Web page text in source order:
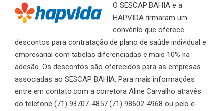
O SESCAP BAHIA e a
HAPVIDA firmaram um
convênio que oferece
descontos para contratação de plano de saúde individual e
empresarial com tabelas diferenciadas e mais 10% na
adesão. Os descontos são oferecidos para as empresas
associadas ao SESCAP BAHIA. Para mais informações
entre em contato com a corretora Aline Carvalho através
do telefone (71) 98707-4857 (71) 98602-4968 ou pelo e-